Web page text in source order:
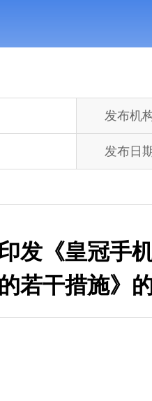
发布机
发布日
发《皇冠手
若干措施》